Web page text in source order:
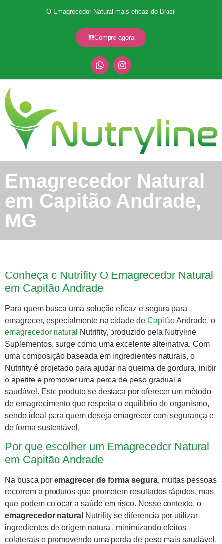
O Emagrecedor Natural mais eficaz do Brasil
Compre agora
Emagrecedor Natural
em Capitão Andrade,
MG
Conheça o Nutrifity O Emagrecedor Natural
em Capitão Andrade
Para quem busca uma solução eficaz e segura para
emagrecer, especialmente na cidade de CapitãoAndrade, o
emagrecedor natural
Nutrifity, produzido pela Nutryline
Suplementos, surge como uma excelente alternativa. Com
uma composição baseada em ingredientes naturais, o
Nutrifity é projetado para ajudar na queima de gordura, inibir
o apetite e promover uma perda de peso gradual e
saudável. Este produto se destaca por oferecer um método
de emagrecimento que respeita o equilíbrio do organismo,
sendo ideal para quem deseja emagrecer com segurança e
de forma sustentável.
Por que escolher um Emagrecedor Natural
em Capitão Andrade
Na busca por emagrecer de forma segura, muitas pessoas
recorrem a produtos que prometem resultados rápidos, mas
que podem colocar a saúde em risco. Nesse contexto, o
emagrecedor natural Nutrifity se diferencia por utilizar
ingredientes de origem natural, minimizando efeitos
colaterais e promovendo uma perda de peso mais saudável.